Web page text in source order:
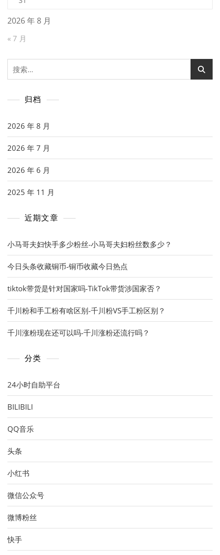
2026 年 8 月
« 7 月
搜
索：
归档
2026 年 8 月
2026 年 7 月
2026 年 6 月
2025 年 11 月
近期文章
小马哥夫妇快手多少粉丝-小马哥夫妇粉丝数多少？
今日头条收藏铜币-铜币收藏今日热点
tiktok带货是针对国家吗-TikTok带货涉国家否？
千川粉和手工粉有啥区别-千川粉VS手工粉区别？
千川涨粉现在还可以吗-千川涨粉还流行吗？
分类
24小时自助平台
BILIBILI
QQ音乐
头条
小红书
微信公众号
微博粉丝
快手